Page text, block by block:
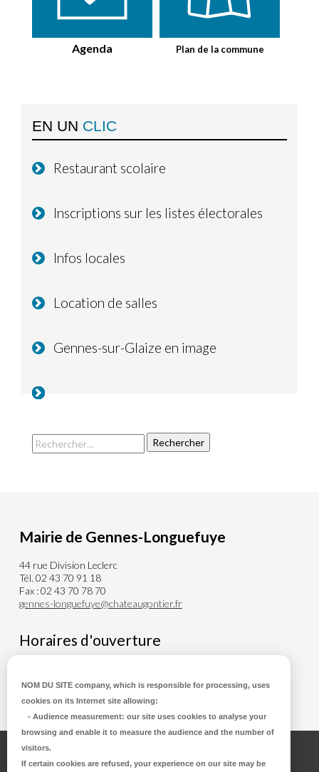
Agenda Plan de la commune
EN UN CLIC
Restaurant scolaire
Inscriptions sur les listes électorales
Infos locales
Location de salles
Gennes-sur-Glaize en image
Mairie de Gennes-Longuefuye
44 rue Division Leclerc
Tél. 02 43 70 91 18
Fax : 02 43 70 78 70
gennes-longuefuye@chateaugontier.fr
Horaires d'ouverture
Vendredi de 8h00 à 12h30 et de 14h00 à 18h00
Accueil
NOM DU SITE company, which is responsible for processing, uses
cookies on its Internet site allowing:
- Audience measurement: our site uses cookies to analyse your
browsing and enable it to measure the audience and the number of
visitors.
If certain cookies are refused, your experience on our site may be